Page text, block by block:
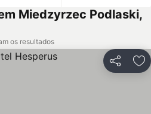
Miedzyrzec Podlaski,
os resultados
Partilhar